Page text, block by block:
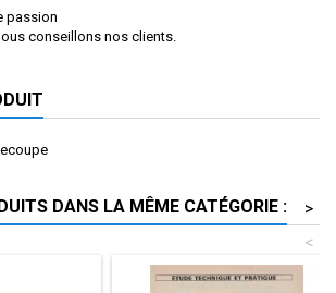
passion
conseillons nos clients.
DANS LA MÊME CATÉGORIE :
>
<